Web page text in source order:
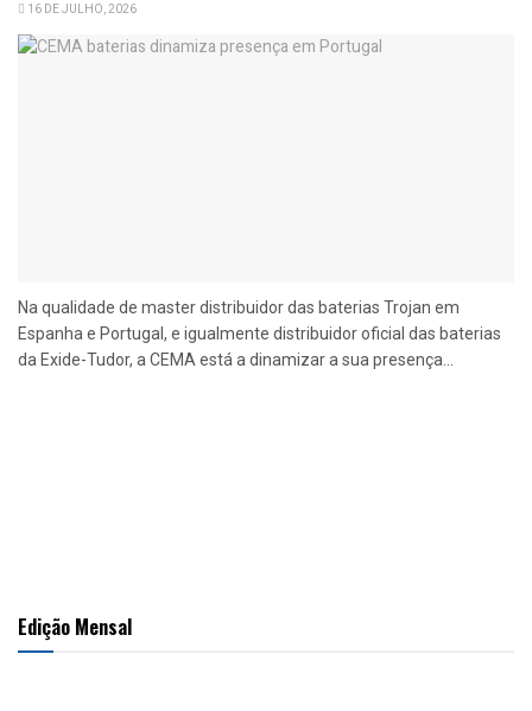
16 DE JULHO, 2026
Na qualidade de master distribuidor das baterias Trojan em
Espanha e Portugal, e igualmente distribuidor oficial das baterias
da Exide-Tudor, a CEMA está a dinamizar a sua presença...
Edição Mensal